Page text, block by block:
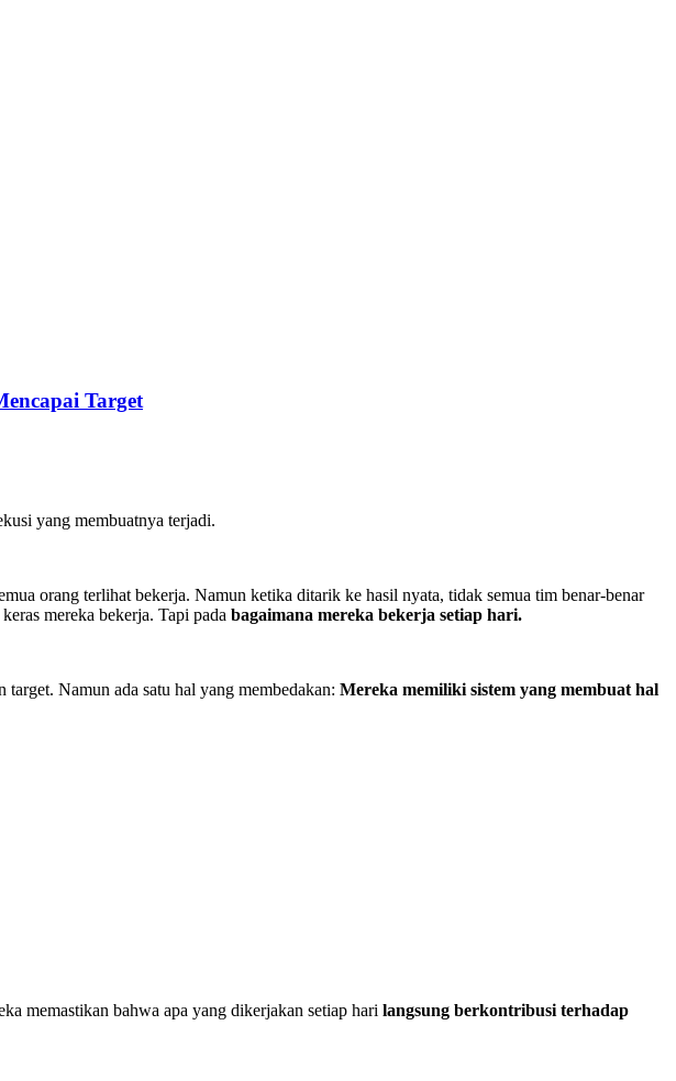
Target
yang membuatnya terjadi.
orang terlihat bekerja. Namun ketika ditarik ke hasil nyata, tidak semua tim benar-benar
mereka bekerja. Tapi pada bagaimana mereka bekerja setiap hari.
Namun ada satu hal yang membedakan: Mereka memiliki sistem yang membuat hal
memastikan bahwa apa yang dikerjakan setiap hari langsung berkontribusi terhadap